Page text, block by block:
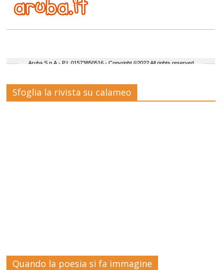
Sfoglia la rivista su calameo
Quando la poesia si fa immagine